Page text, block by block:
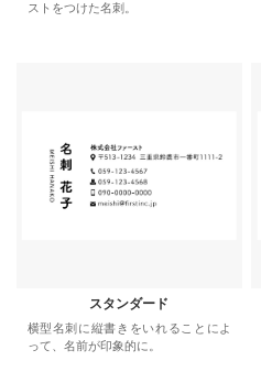
ストをつけた名刺。
スタンダード
横型名刺に縦書きをいれることによ
って、名前が印象的に。